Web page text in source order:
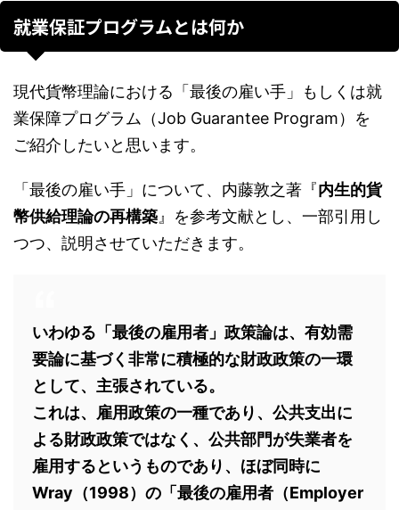
就業保証プログラムとは何か
現代貨幣理論における「最後の雇い手」もしくは就
業保障プログラム（Job Guarantee Program）を
ご紹介したいと思います。
「最後の雇い手」について、内藤敦之著『内生的貨
幣供給理論の再構築 』を参考文献とし、一部引用し
つつ、説明させていただきます。
いわゆる「最後の雇用者」政策論は、有効需
要論に基づく非常に積極的な財政政策の一環
として、主張されている。
これは、雇用政策の一種であり、公共支出に
よる財政政策ではなく、公共部門が失業者を
雇用するというものであり、ほぼ同時に
Wray（1998）の「最後の雇用者（Employer